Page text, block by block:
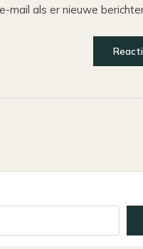
mail als er nieuwe